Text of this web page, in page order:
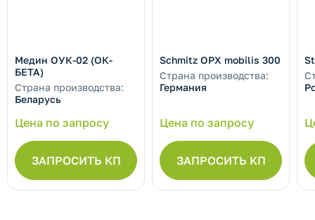
Медин ОУК-02 (ОК-
БЕТА)
Страна производства:
Беларусь
Цена по запросу
ЗАПРОСИТЬ КП
Schmitz OPX mobilis 300
Страна производства:
Германия
Цена по запросу
ЗАПРОСИТЬ КП